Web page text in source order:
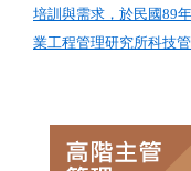
培訓與需求，於民國89
業工程管理研究所科技